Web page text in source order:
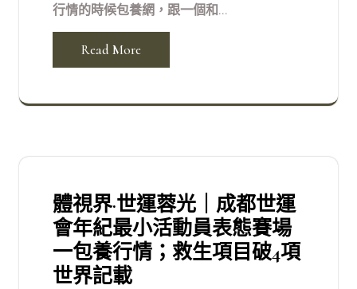
行情的時候包養網，跟一個和...
Read More
體視界·世運蓉光｜成都世運
會年紀最小活動員表態賽場
一包養行情；救生項目破4項
世界記載